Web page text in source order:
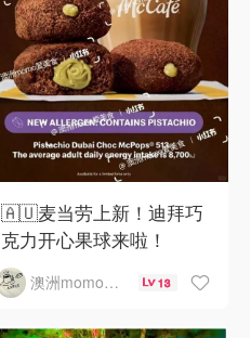
🇦🇺麦当劳上新！迪拜巧
克力开心果球来啦！
澳洲momo爱吃 13